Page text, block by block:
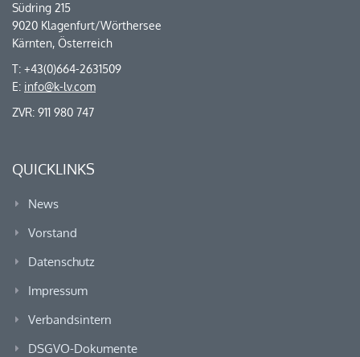
Südring 215
9020 Klagenfurt/Wörthersee
Kärnten, Österreich
T: +43(0)664-2631509
E: info@k-lv.com
ZVR: 911 980 747
QUICKLINKS
News
Vorstand
Datenschutz
Impressum
Verbandsintern
DSGVO-Dokumente